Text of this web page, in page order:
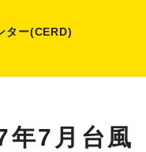
ター(CERD)
年7月台風